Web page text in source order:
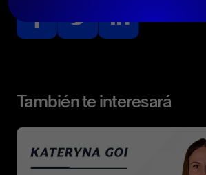
También te interesará